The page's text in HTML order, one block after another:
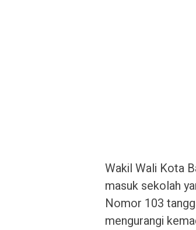
Wakil Wali Kota
masuk sekolah
Nomor 103
mengurangi